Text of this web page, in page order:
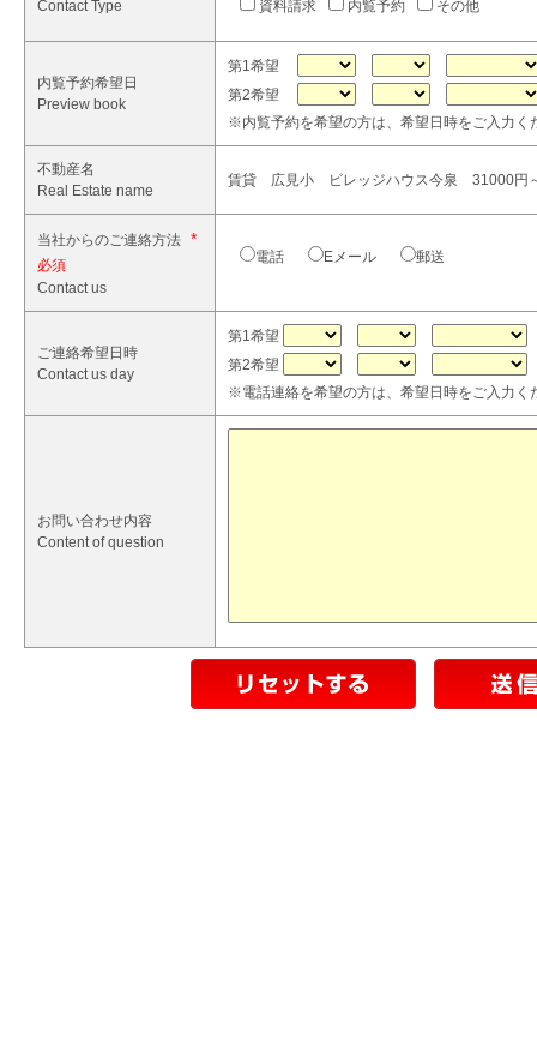
Contact Type 資料請求 内覧予約 その他
内覧予約希望日
Preview book
第1希望
第2希望
※内覧予約を希望の方は、希望日時をご入力く
不動産名
Real Estate name
賃貸 広見小 ビレッジハウス今泉 31000円
当社からのご連絡方法 *
Contact us
電話 Eメール 郵送
ご連絡希望日時
Contact us day
第1希望
第2希望
※電話連絡を希望の方は、希望日時をご入力く
お問い合わせ内容
Content of question